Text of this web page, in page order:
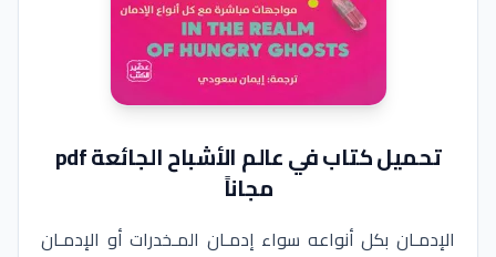
تحميل كتاب في عالم الأشباح الجائعة pdf
مجاناً
الإدمـان بكل أنواعه سواء إدمـان المـخدرات أو الإدمـان